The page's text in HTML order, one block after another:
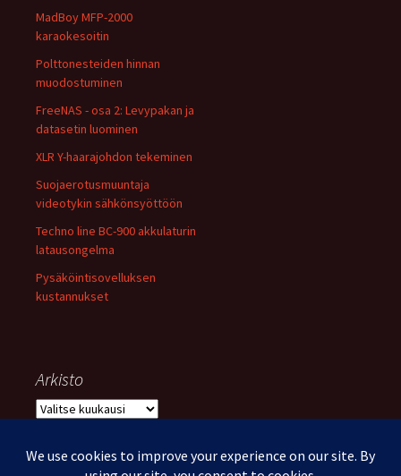
MadBoy MFP-2000
karaokesoitin
Polttonesteiden hinnan
muodostuminen
FreeNAS - osa 2: Levypakan ja
datasetin luominen
XLR Y-haarajohdon tekeminen
Suojaerotusmuuntaja
videotykin sähkönsyöttöön
Techno line BC-900 akkulaturin
latausongelma
Pysäköintisovelluksen
kustannukset
Arkisto
Arkisto